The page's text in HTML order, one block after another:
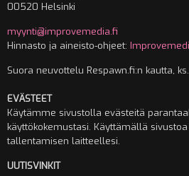
00520 Helsinki
myynti@improvemedia.fi
Hinnasto ja aineisto-ohjeet:
Suora neuvottelu Respawn.fi:n kautta,
EVÄSTEET
Käytämme sivustolla evästeitä
käyttökokemustasi. Käyttämällä
tallentamisen laitteellesi.
UUTISVINKIT